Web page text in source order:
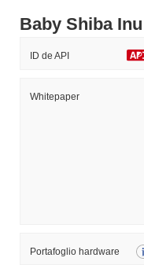
Baby Shiba
ID de API
Whitepaper
Portafoglio hardware